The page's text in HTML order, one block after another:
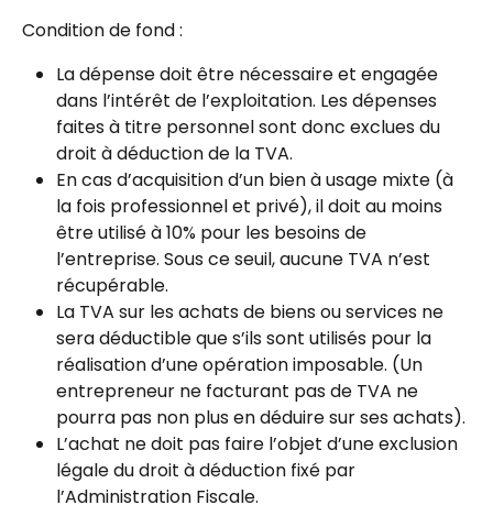
Condition de fond :
La dépense doit être nécessaire et engagée
dans l’intérêt de l’exploitation. Les dépenses
faites à titre personnel sont donc exclues du
droit à déduction de la TVA.
En cas d’acquisition d’un bien à usage mixte (à
la fois professionnel et privé), il doit au moins
être utilisé à 10% pour les besoins de
l’entreprise. Sous ce seuil, aucune TVA n’est
récupérable.
La TVA sur les achats de biens ou services ne
sera déductible que s’ils sont utilisés pour la
réalisation d’une opération imposable. (Un
entrepreneur ne facturant pas de TVA ne
pourra pas non plus en déduire sur ses achats).
L’achat ne doit pas faire l’objet d’une exclusion
légale du droit à déduction fixé par
l’Administration Fiscale.